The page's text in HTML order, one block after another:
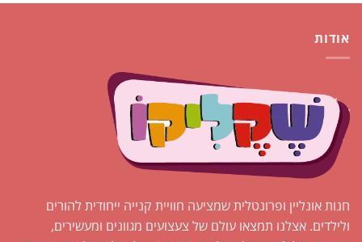
אודות
חנות אונליין ופרונטלית שמציעה חוויית קנייה ייחודית להורים
ולילדים. אצלנו תמצאו עולם של צעצועים מגוונים ומעשירים,